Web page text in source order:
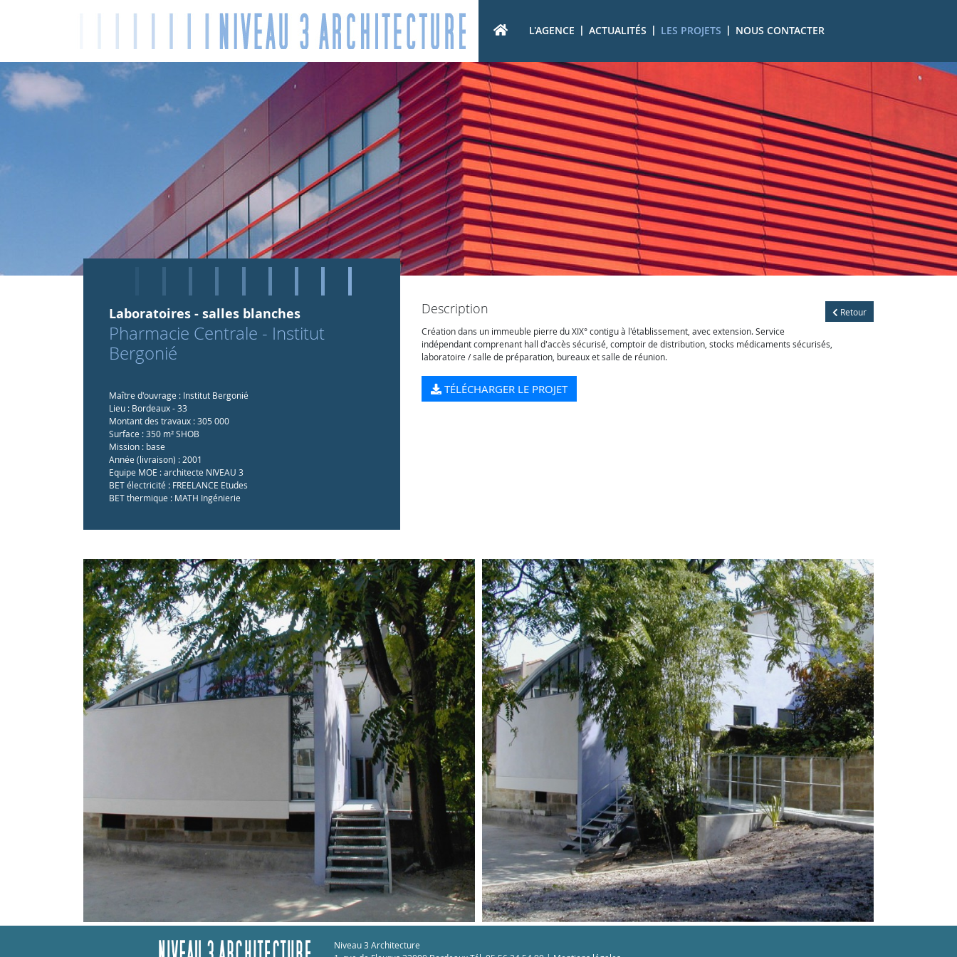
L'AGENCE | ACTUALITÉS | LES PROJETS | NOUS CONTACTER
Laboratoires - salles blanches
Pharmacie Centrale - Institut
Bergonié
Maître d'ouvrage : Institut Bergonié
Lieu : Bordeaux - 33
Montant des travaux : 305 000 
Surface : 350 m² SHOB
Mission : base
Année (livraison) : 2001
Equipe MOE : architecte NIVEAU 3
BET électricité : FREELANCE Etudes
BET thermique : MATH Ingénierie
Retour
Description
Création dans un immeuble pierre du XIX° contigu à l'établissement, avec extension. Service
indépendant comprenant hall d'accès sécurisé, comptoir de distribution, stocks médicaments sécurisés,
laboratoire / salle de préparation, bureaux et salle de réunion.
TÉLÉCHARGER LE PROJET
Niveau 3 Architecture